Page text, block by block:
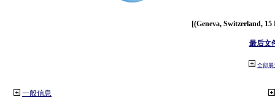
[(Geneva, Switzerland, 15
最后文
全部展
一般信息